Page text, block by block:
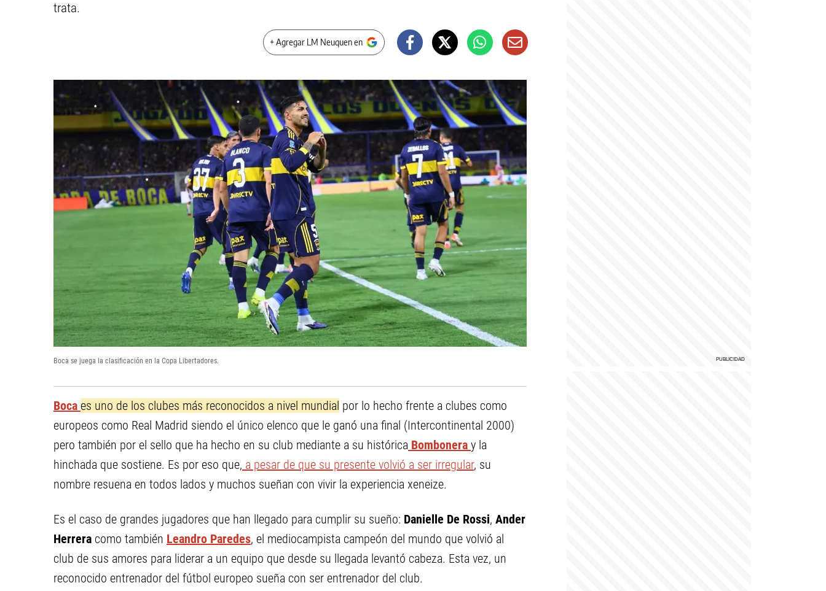
trata.
+ Agregar LM Neuquen en
Boca se juega la clasificación en la Copa Libertadores.
Boca es uno de los clubes más reconocidos a nivel mundial por lo hecho frente a clubes como
europeos como Real Madrid siendo el único elenco que le ganó una final (Intercontinental 2000)
pero también por el sello que ha hecho en su club mediante a su histórica Bombonera y la
hinchada que sostiene. Es por eso que, a pesar de que su presente volvió a ser irregular, su
nombre resuena en todos lados y muchos sueñan con vivir la experiencia xeneize.
Es el caso de grandes jugadores que han llegado para cumplir su sueño: Danielle De Rossi, Ander
Herrera como también Leandro Paredes, el mediocampista campeón del mundo que volvió al
club de sus amores para liderar a un equipo que desde su llegada levantó cabeza. Esta vez, un
reconocido entrenador del fútbol europeo sueña con ser entrenador del club.